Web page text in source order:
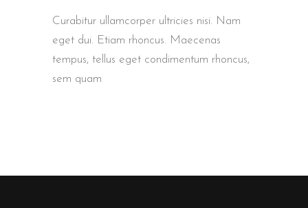
Curabitur ullamcorper ultricies nisi. Nam
eget dui. Etiam rhoncus. Maecenas
tempus, tellus eget condimentum rhoncus,
sem quam